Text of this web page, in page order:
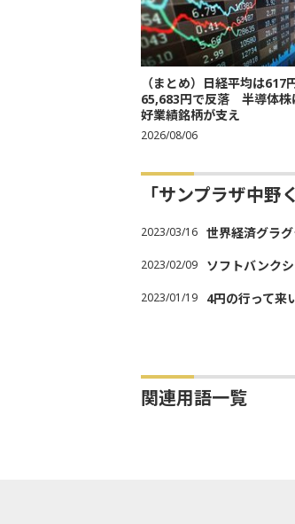
（まとめ）日経平均は617
65,683円で反落 半導体株
好業績銘柄が支え
2026/08/06
「サンプラザ中
2023/03/16 世界経済グラ
2023/02/09 ソフトバンク
2023/01/19 4円の行って来
関連用語一覧